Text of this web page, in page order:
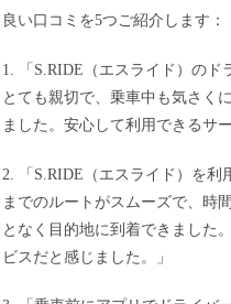
良い口コミを5つご紹介します：
1. 「S.RIDE（エスライド）のド
とても親切で、乗車中も気さく
ました。安心して利用できるサ
2. 「S.RIDE（エスライド）を利
までのルートがスムーズで、時
となく目的地に到着できました
ビスだと感じました。」